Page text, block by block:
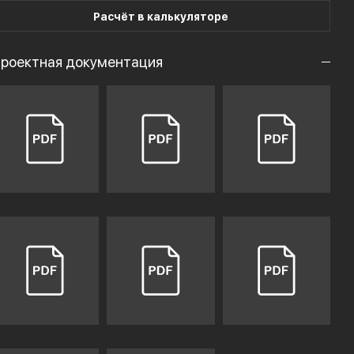
Расчёт в калькуляторе
документация